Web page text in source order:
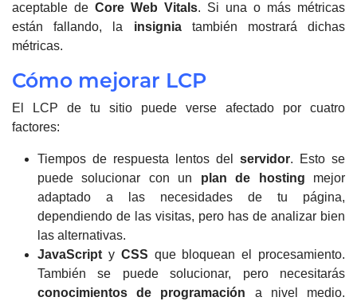
aceptable de Core Web Vitals. Si una o más métricas
están fallando, la insigniatambién mostrará dichas
métricas.
Cómo mejorar LCP
El LCP de tu sitio puede verse afectado por cuatro
factores:
Tiempos de respuesta lentos del servidor. Esto se
puede solucionar con un plan de hosting mejor
adaptado a las necesidades de tu página,
dependiendo de las visitas, pero has de analizar bien
las alternativas.
JavaScript y CSS que bloquean el procesamiento.
También se puede solucionar, pero necesitarás
conocimientos de programación a nivel medio.